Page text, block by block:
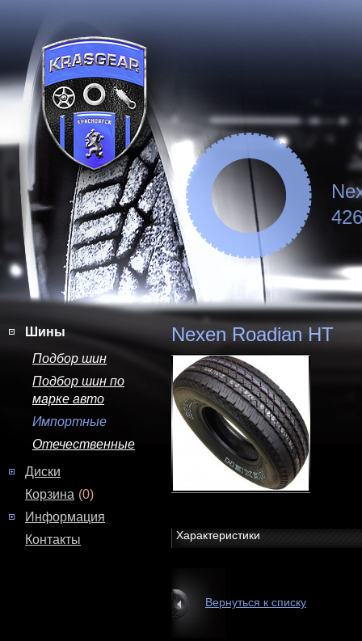
Шины
Подбор шин
Подбор шин по
марке авто
Импортные
Отечественные
Диски
Корзина (0)
Информация
Контакты
Nexen Roadian HT
Характеристики
Вернуться к списку